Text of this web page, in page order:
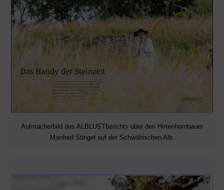
Aufmacherbild des ALBLUSTberichts über den Hirtenhornbauer
Manfred Stingel auf der Schwäbischen Alb.